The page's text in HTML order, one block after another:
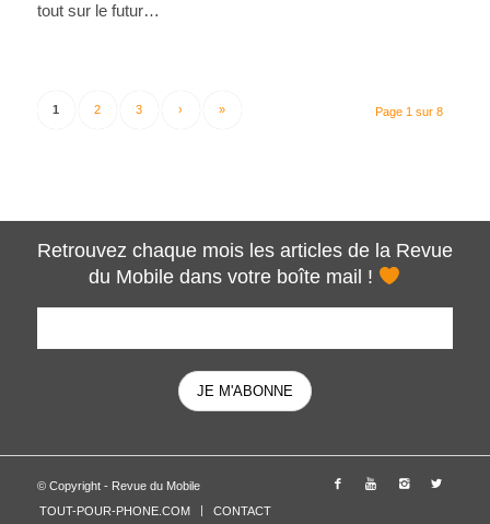
tout sur le futur…
Page 1 sur 8
1 2 3 › »
Retrouvez chaque mois les articles de la Revue
du Mobile dans votre boîte mail !
© Copyright - Revue du Mobile
TOUT-POUR-PHONE.COM
CONTACT